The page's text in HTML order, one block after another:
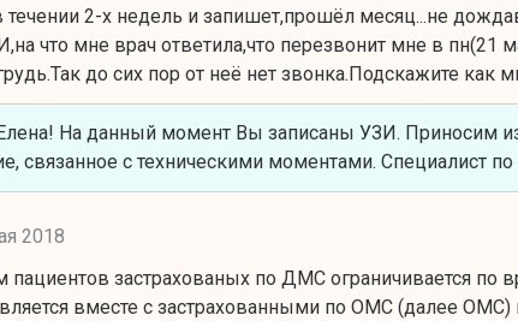
течении 2-х недель и запишет,прошёл месяц...не
что мне врач ответила,что перезвонит мне в пн(21
до сих пор от неё нет звонка.Подскажите как
На данный момент Вы записаны УЗИ. Приносим
связанное с техническими моментами. Специалист
2018
пациентов застрахованых по ДМС ограничивается по
вместе с застрахованными по ОМС (далее